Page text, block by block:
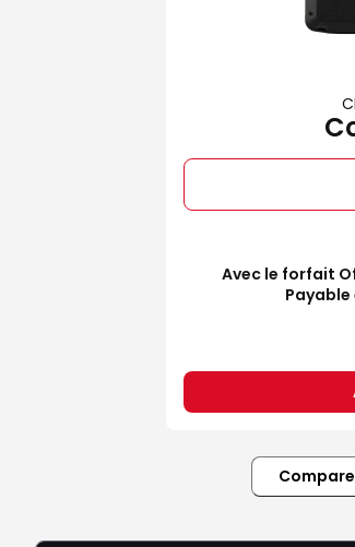
Avec le forfait
Payable